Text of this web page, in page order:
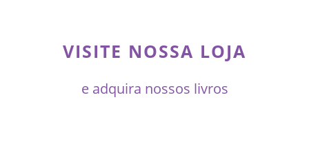
VISITE NOSSA LOJA
e adquira nossos livros